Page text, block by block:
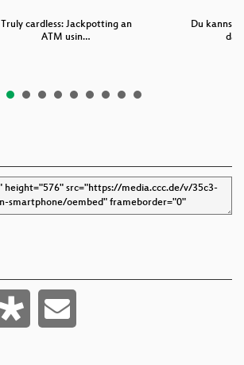
Truly cardless: Jackpotting an
ATM usin…
Du kannst